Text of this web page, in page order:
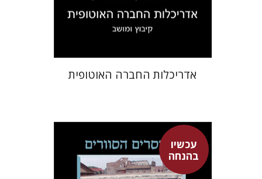
הנחת אתר ספר מודפס
$34
$31
אדריכלות החברה האוטופית
עכשיו
בהנחה
דוד גולן